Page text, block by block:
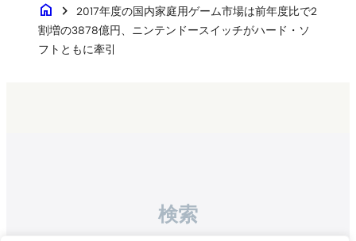
home chevron_right
2017年度の国内家庭用ゲーム市場は前年度比で2
割増の3878億円、ニンテンドースイッチがハード・ソ
フトともに牽引
検索